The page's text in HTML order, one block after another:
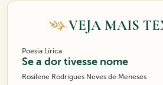
VEJA MAIS
Poesia Lírica
Se a dor tivesse nome
Rosilene Rodrigues Neves de Meneses